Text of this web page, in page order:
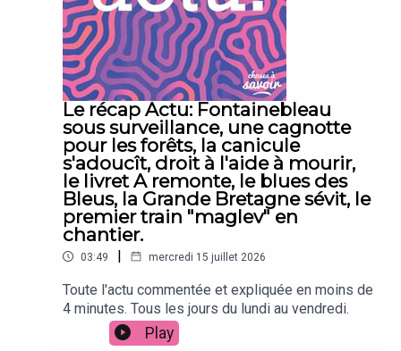
Le récap Actu: Fontainebleau
sous surveillance, une cagnotte
pour les forêts, la canicule
s'adoucît, droit à l'aide à mourir,
le livret A remonte, le blues des
Bleus, la Grande Bretagne sévit, le
premier train "maglev" en
chantier.
03:49 | mercredi 15 juillet 2026
Toute l'actu commentée et expliquée en moins de
4 minutes. Tous les jours du lundi au vendredi.
Play